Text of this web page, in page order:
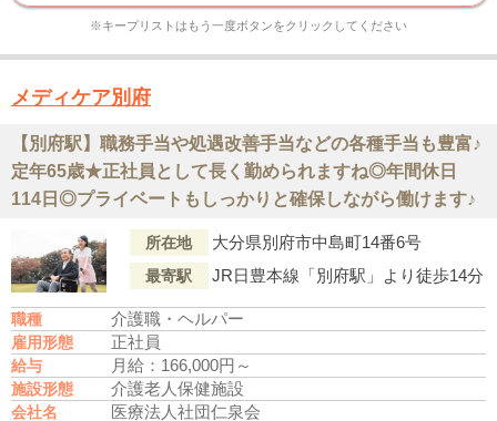
※キープリストはもう一度ボタンをクリックしてください
メディケア別府
【別府駅】職務手当や処遇改善手当などの各種手当も豊富♪
定年65歳★正社員として長く勤められますね◎年間休日
114日◎プライベートもしっかりと確保しながら働けます♪
所在地 大分県別府市中島町14番6号
最寄駅 JR日豊本線「別府駅」より徒歩14分
職種 介護職・ヘルパー
雇用形態 正社員
給与 月給：166,000円～
施設形態 介護老人保健施設
会社名 医療法人社団仁泉会